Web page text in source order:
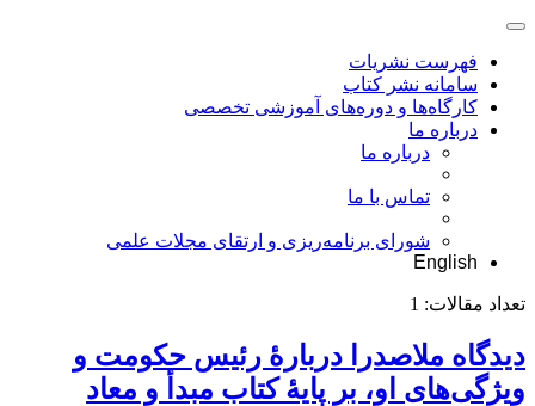
فهرست نشریات
سامانه نشر کتاب
کارگاه‌ها و دوره‌های آموزشی تخصصی
درباره ما
درباره ما
تماس با ما
شورای برنامه‌ریزی و ارتقای مجلات علمی
English
تعداد مقالات: 1
دیدگاه ملاصدرا دربارۀ رئیس حکومت و
ویژگی‌های او، بر پایۀ کتاب مبدأ و معاد